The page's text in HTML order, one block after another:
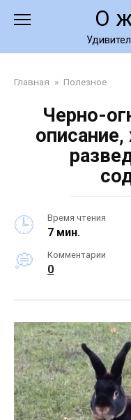
О
Главная » Полезное
Черно-
описание,
Время чтения
7 мин.
Комментарии
0